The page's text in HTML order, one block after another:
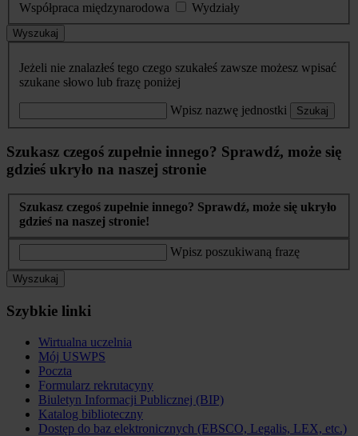
Współpraca międzynarodowa
Wydziały
Wyszukaj
Jeżeli nie znalazłeś tego czego szukałeś zawsze możesz wpisać
szukane słowo lub frazę poniżej
Wpisz nazwę jednostki Szukaj
Szukasz czegoś zupełnie innego? Sprawdź, może się
gdzieś ukryło na naszej stronie
Szukasz czegoś zupełnie innego? Sprawdź, może się ukryło
gdzieś na naszej stronie!
Wpisz poszukiwaną frazę
Wyszukaj
Szybkie linki
Wirtualna uczelnia
Mój USWPS
Poczta
Formularz rekrutacyny
Biuletyn Informacji Publicznej (BIP)
Katalog biblioteczny
Dostęp do baz elektronicznych (EBSCO, Legalis, LEX, etc.)